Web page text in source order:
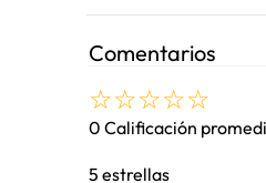
Comentarios
☆☆☆☆☆
0 Calificación
5 estrellas